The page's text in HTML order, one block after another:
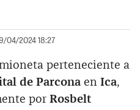
04/2024 18:27
perteneciente a
de Parcona en Ica,
por Rosbelt